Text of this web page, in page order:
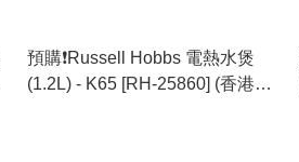
預購❗️Russell Hobbs 電熱水煲
(1.2L) - K65 [RH-25860] (香港行